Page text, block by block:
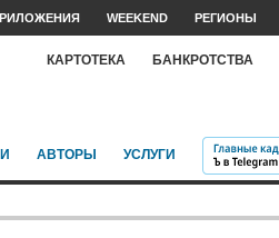
WEEKEND РЕГИОНЫ
КАРТОТЕКА БАНКРОТСТВА
АВТОРЫ УСЛУГИ